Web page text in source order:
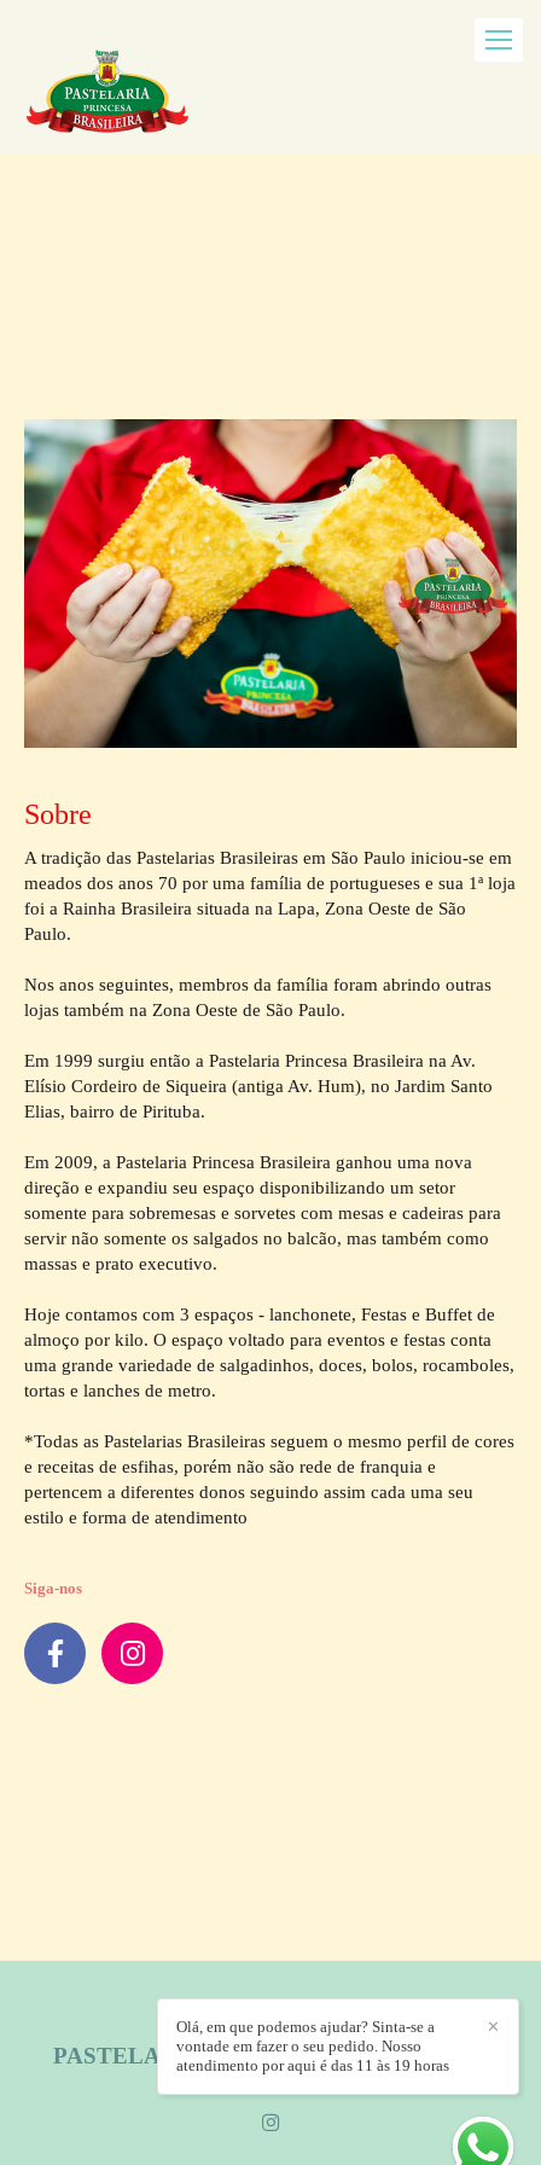
Sobre
A tradição das Pastelarias Brasileiras em São Paulo iniciou-se em
meados dos anos 70 por uma família de portugueses e sua 1ª loja
foi a Rainha Brasileira situada na Lapa, Zona Oeste de São
Paulo.
Nos anos seguintes, membros da família foram abrindo outras
lojas também na Zona Oeste de São Paulo.
Em 1999 surgiu então a Pastelaria Princesa Brasileira na Av.
Elísio Cordeiro de Siqueira (antiga Av. Hum), no Jardim Santo
Elias, bairro de Pirituba.
Em 2009, a Pastelaria Princesa Brasileira ganhou uma nova
direção e expandiu seu espaço disponibilizando um setor
somente para sobremesas e sorvetes com mesas e cadeiras para
servir não somente os salgados no balcão, mas também como
massas e prato executivo.
Hoje contamos com 3 espaços - lanchonete, Festas e Buffet de
almoço por kilo. O espaço voltado para eventos e festas conta
uma grande variedade de salgadinhos, doces, bolos, rocamboles,
tortas e lanches de metro.
*Todas as Pastelarias Brasileiras seguem o mesmo perfil de cores
e receitas de esfihas, porém não são rede de franquia e
pertencem a diferentes donos seguindo assim cada uma seu
estilo e forma de atendimento
Siga-nos
PASTELARIA PRINCESA BRASILEIRA
CONTATO
✕
Olá, em que podemos ajudar? Sinta-se a
vontade em fazer o seu pedido. Nosso
atendimento por aqui é das 11 às 19 horas